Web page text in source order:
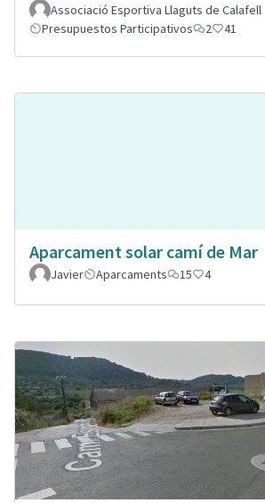
Associació Esportiva Llaguts de Calafell
Presupuestos Participativos
2 41
Aparcament solar camí de Mar
Javier
Aparcaments 15 4